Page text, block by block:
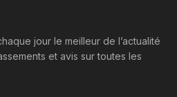
jour le meilleur de l’actualité
et avis sur toutes les